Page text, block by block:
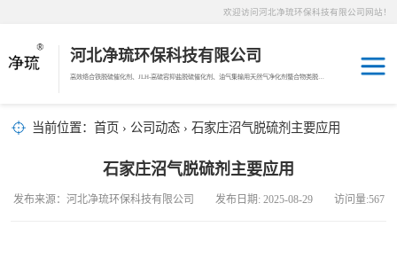
欢迎访问河北净琉环保科技有限公司网站！
河北净琉环保科技有限公司
高效络合铁脱硫催化剂、JLH-高硫容抑盐脱硫催化剂、油气集输用天然气净化剂螯合物类脱硫剂，液相氧化还原脱硫催化剂、液相氧化还原脱硫补充剂、液相氧化还原脱硫溶液分散剂、JL-12活化MDEA脱碳剂、JL-14深度脱碳剂、沼气脱硫剂、焦油破乳剂
当前位置： 首页 › 公司动态 › 石家庄沼气脱硫剂主要应用
石家庄沼气脱硫剂主要应用
发布来源：河北净琉环保科技有限公司 发布日期: 2025-08-29 访问量:567
天然气脱碳剂